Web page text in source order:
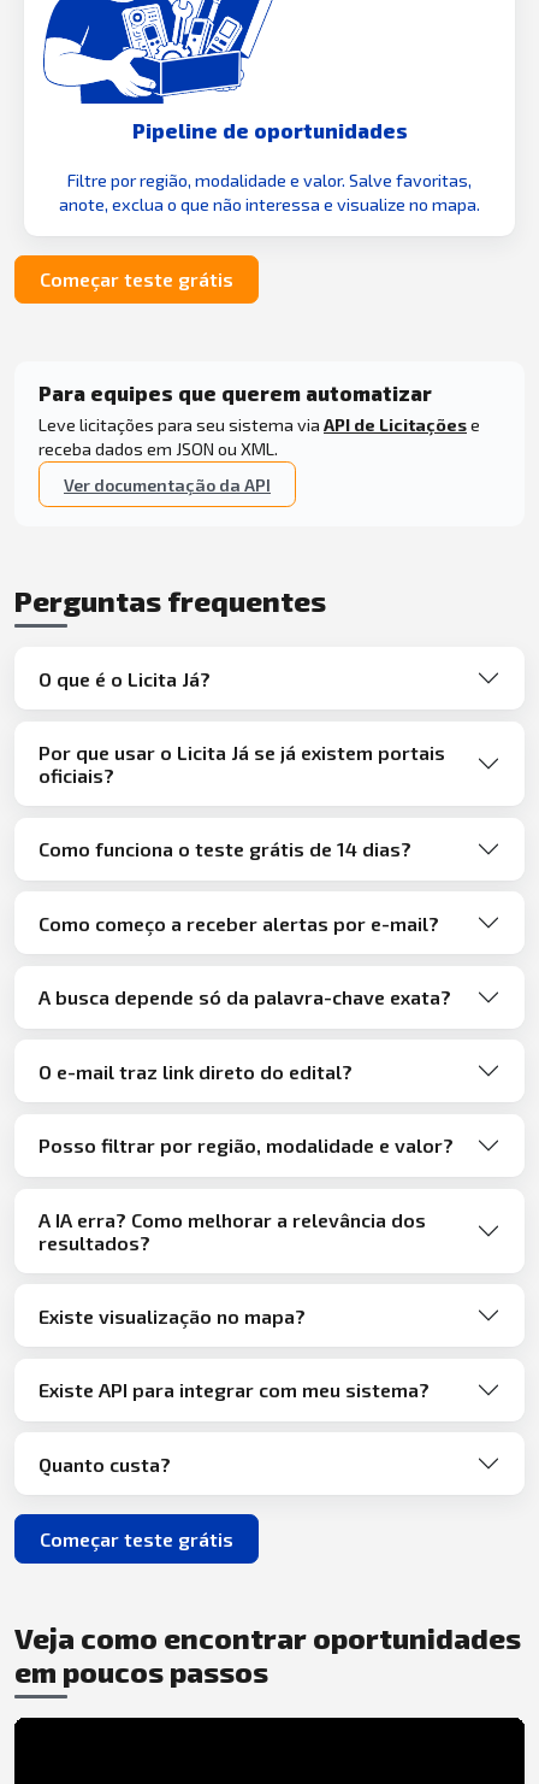
Pipeline de oportunidades
Filtre por região, modalidade e valor. Salve favoritas,
anote, exclua o que não interessa e visualize no mapa.
Começar teste grátis
Para equipes que querem automatizar
Leve licitações para seu sistema via API de Licitaçõese
receba dados em JSON ou XML.
Ver documentação da API
Perguntas frequentes
O que é o Licita Já?
Por que usar o Licita Já se já existem portais
oficiais?
Como funciona o teste grátis de 14 dias?
Como começo a receber alertas por e-mail?
A busca depende só da palavra-chave exata?
O e-mail traz link direto do edital?
Posso filtrar por região, modalidade e valor?
A IA erra? Como melhorar a relevância dos
resultados?
Existe visualização no mapa?
Existe API para integrar com meu sistema?
Quanto custa?
Começar teste grátis
Veja como encontrar oportunidades
em poucos passos